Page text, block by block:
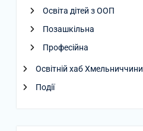
Освіта дітей з ООП
Позашкільна
Професійна
Освітній хаб Хмельниччини
Події